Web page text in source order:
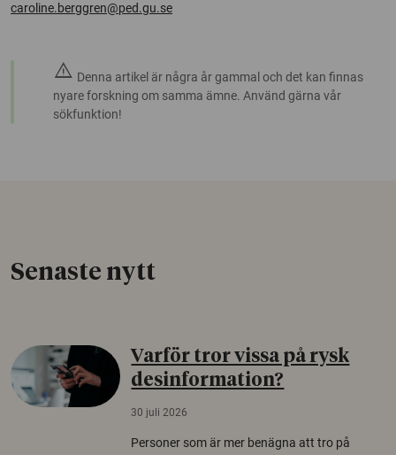
caroline.berggren@ped.gu.se
warning Denna artikel är några år gammal och det kan finnas
nyare forskning om samma ämne. Använd gärna vår
sökfunktion!
Senaste nytt
Varför tror vissa på rysk
desinformation?
30 juli 2026
Personer som är mer benägna att tro på